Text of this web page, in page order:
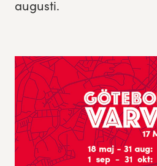
augusti.
Göteborgsvarvet Expo
Spring för välgörenhet
Göteborgsvarvet familjeområde
Res, bo, upplev
Hållbarhet
Lilla Varvet
Partnerportal